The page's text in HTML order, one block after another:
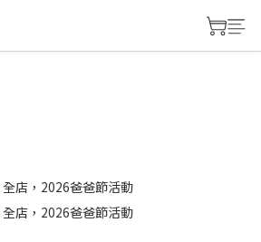
全店，2026爸爸節活動
全店，2026爸爸節活動